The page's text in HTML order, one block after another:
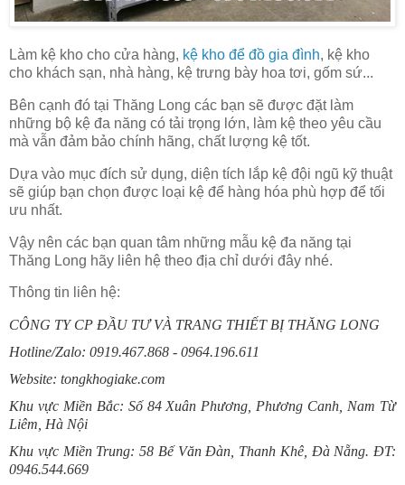
Làm kệ kho cho cửa hàng, kệ kho để đồ gia đình, kệ kho
cho khách sạn, nhà hàng, kệ trưng bày hoa tơi, gốm sứ...
Bên cạnh đó tại Thăng Long các bạn sẽ được đặt làm
những bộ kệ đa năng có tải trọng lớn, làm kệ theo yêu cầu
mà vẫn đảm bảo chính hãng, chất lượng kệ tốt.
Dựa vào mục đích sử dụng, diện tích lắp kệ đội ngũ kỹ thuật
sẽ giúp bạn chọn được loại kệ để hàng hóa phù hợp để tối
ưu nhất.
Vậy nên các bạn quan tâm những mẫu kệ đa năng tại
Thăng Long hãy liên hệ theo địa chỉ dưới đây nhé.
Thông tin liên hệ:
CÔNG TY CP ĐẦU TƯ VÀ TRANG THIẾT BỊ THĂNG LONG
Hotline/Zalo: 0919.467.868 - 0964.196.611
Website: tongkhogiake.com
Khu vực Miền Bắc: Số 84 Xuân Phương, Phương Canh, Nam Từ
Liêm, Hà Nội
Khu vực Miền Trung: 58 Bế Văn Đàn, Thanh Khê, Đà Nẵng. ĐT:
0946.544.669